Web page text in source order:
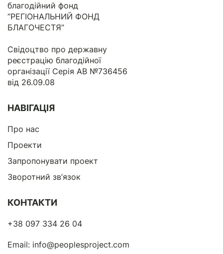
благодійний фонд
“РЕГІОНАЛЬНИЙ ФОНД
БЛАГОЧЕСТЯ”
Свідоцтво про державну
реєстрацію благодійної
організації Серія АВ №736456
від 26.09.08
НАВІГАЦІЯ
Про нас
Проекти
Запропонувати проект
Зворотний зв’язок
КОНТАКТИ
+38 097 334 26 04
Email: info@peoplesproject.com